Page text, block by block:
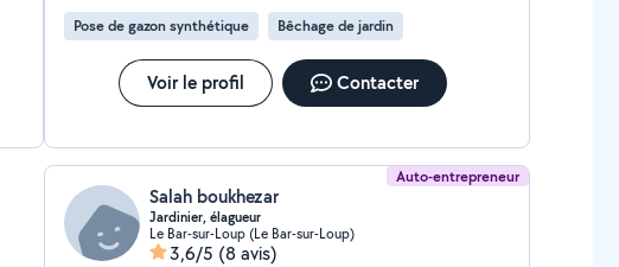
Pose de gazon synthétique Bêchage de jardin
Voir le profil Contacter
Auto-entrepreneur
Salah boukhezar
Jardinier, élagueur
Le Bar-sur-Loup (Le Bar-sur-Loup)
3,6/5 (8 avis)